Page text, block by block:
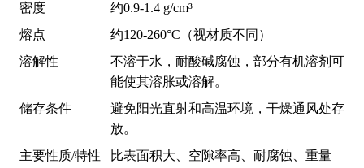
密度
约0.9-1.4 g/cm³
熔点
约120-260°C（视材质不同）
溶解性
不溶于水，耐酸碱腐蚀，部分有机溶剂可
能使其溶胀或溶解。
储存条件
避免阳光直射和高温环境，干燥通风处存
放。
主要性质/特性
比表面积大、空隙率高、耐腐蚀、重量